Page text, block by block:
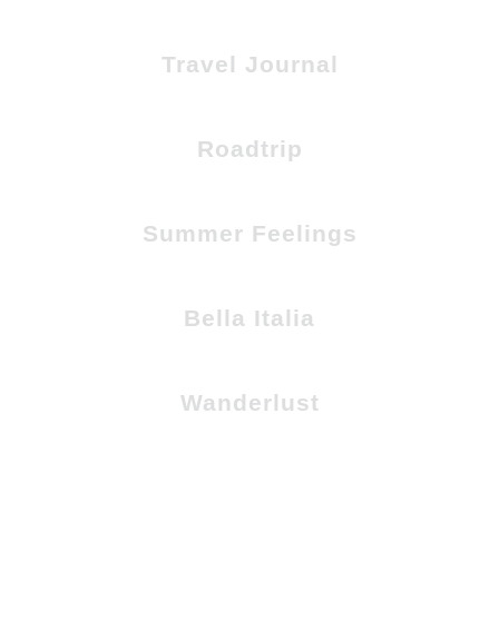
Travel Journal
Roadtrip
Summer Feelings
Bella Italia
Wanderlust